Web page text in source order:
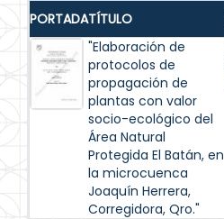
PORTADATÍTULO
"Elaboración de
protocolos de
propagación de
plantas con valor
socio-ecológico del
Área Natural
Protegida El Batán, en
la microcuenca
Joaquín Herrera,
Corregidora, Qro."